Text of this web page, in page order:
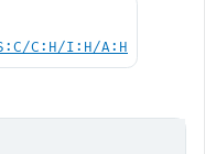
C:H/I:H/A:H